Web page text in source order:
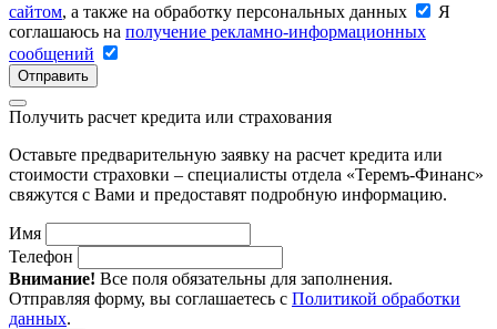
сайтом, а также на обработку персональных данных
Я
соглашаюсь на получение рекламно-информационных
сообщений
Отправить
Получить расчет кредита или страхования
Оставьте предварительную заявку на расчет кредита или
стоимости страховки – специалисты отдела «Теремъ-Финанс»
свяжутся с Вами и предоставят подробную информацию.
Имя
Телефон
Внимание! Все поля обязательны для заполнения.
Отправляя форму, вы соглашаетесь с Политикой обработки
данных.